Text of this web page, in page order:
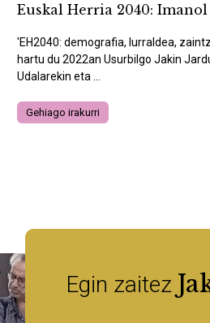
Euskal Herria 2040: Imanol
'EH2040: demografia, lurraldea,
hartu du 2022an Usurbilgo Jakin
Udalarekin eta ...
Gehiago irakurri
Egin zaitez